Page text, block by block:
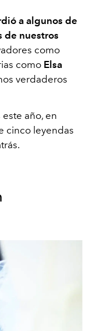
a algunos de
de nuestros
como
como Elsa
verdaderos
año, en
cinco leyendas